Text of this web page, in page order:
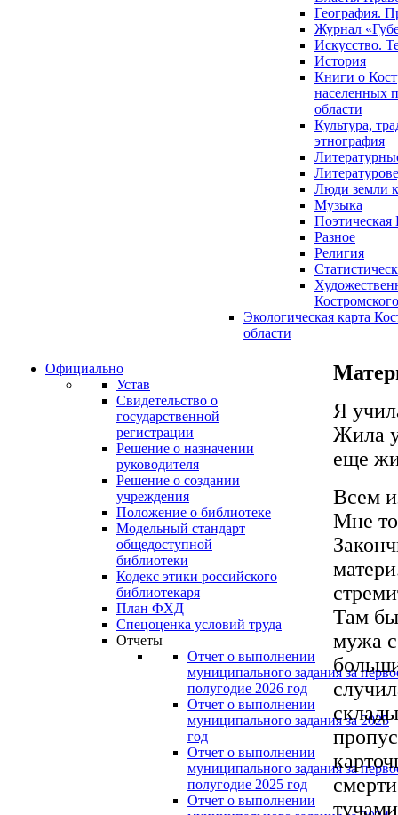
География.
Журнал
Искусство.
История
Книги о
населенных
области
Культура,
этнография
Люди земли
Музыка
Поэтическая
Разное
Религия
Экологическая карта
области
Официально
Устав
Свидетельство о
государственной
регистрации
Решение о назначении
руководителя
Решение о создании
учреждения
Положение о библиотеке
Модельный стандарт
общедоступной
библиотеки
Кодекс этики российского
библиотекаря
План ФХД
Спецоценка условий труда
Отчеты
Отчет о выполнении
муниципального задания за
полугодие 2026 год
Отчет о выполнении
муниципального задания за 2025
год
Отчет о выполнении
муниципального задания за
полугодие 2025 год
Отчет о выполнении
Я
Жила
еще
Всем
Мне
Там
мужа